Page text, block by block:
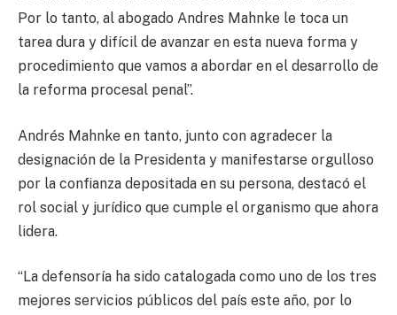
Por lo tanto, al abogado Andres Mahnke le toca un
tarea dura y difícil de avanzar en esta nueva forma y
procedimiento que vamos a abordar en el desarrollo de
la reforma procesal penal”.
Andrés Mahnke en tanto, junto con agradecer la
designación de la Presidenta y manifestarse orgulloso
por la confianza depositada en su persona, destacó el
rol social y jurídico que cumple el organismo que ahora
lidera.
“La defensoría ha sido catalogada como uno de los tres
mejores servicios públicos del país este año, por lo